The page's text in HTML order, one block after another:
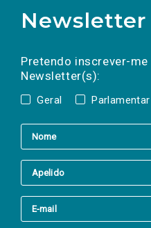
Newsletter
Pretendo inscrever-
Newsletter(s):
Geral Parlamentar
a(s) newsletter(s).
mail